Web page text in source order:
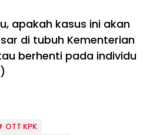
apakah kasus ini akan
di tubuh Kementerian
berhenti pada individu
OTT KPK